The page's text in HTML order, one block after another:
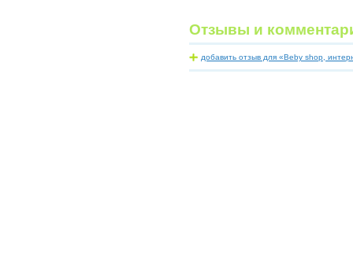
Отзывы и
добавить отзыв для «Beby shop,